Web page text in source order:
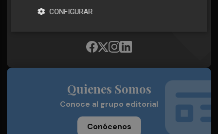
Síguenos en redes
Quienes Somos
Conoce al grupo editorial
Conócenos
CONFIGURAR